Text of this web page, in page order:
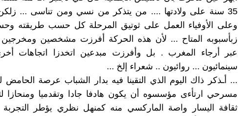
35 سنة على ولادتها .... من يتذكر من نسي ومن تناسى ... زلكن
وعلى الأوفياء العمل على ثوتيق المرحلة كل حسب طريقته
زبأسبوبه المتاح ... لأن هذه الحركة أفرزت مشخصين ومخرجين
عبر أرجاء المغرب . بل وأفرزت مبدعين اتخدزا اتجاهات
سينمائيون ... روائيون .. شعراء إلخ ...
... أـذكر ذاك اليوم الذي التقينا فيه بدار الشباب عرصة
مسرحي ارتأءى مؤسسوه أن يكون هادفا جادا وتقدميا ومنحازا
ثقافة اليسار واصة الماركسي منه كمنهل نظري يؤطر التجربة